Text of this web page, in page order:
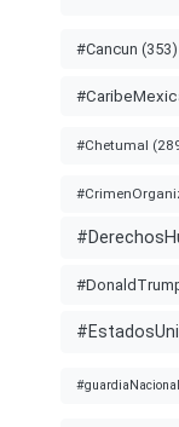
#Cancun (353)
#Chetumal
#guardiaNacional